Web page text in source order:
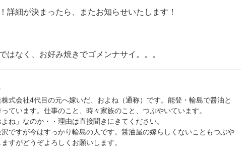
詳細が決まったら、またお知らせいたします！
はなく、お好み焼きでゴメンナサイ。。。
式会社4代目の元へ嫁いだ、およね（通称）です。能登・輪島で醤油と
ています。仕事のこと、時々家族のこと、つぶやいています。
ね」なのか・・理由は直接聞きにきてください。
沢ですが今はすっかり輪島の人です。醤油屋の嫁らしくないこともつぶや
すがどうぞよろしくお願いします。